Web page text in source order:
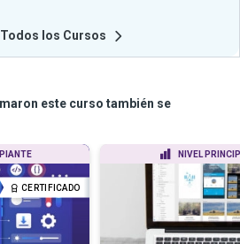
los Cursos
este curso también se
CERTIFICADO
NIVEL